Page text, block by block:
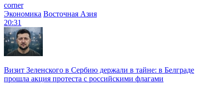
corner
Экономика Восточная Азия
20:31
Визит Зеленского в Сербию держали в тайне: в Белграде
прошла акция протеста с российскими флагами